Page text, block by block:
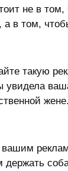
не в том,
а в том,
такую
увидела
вашим
держать